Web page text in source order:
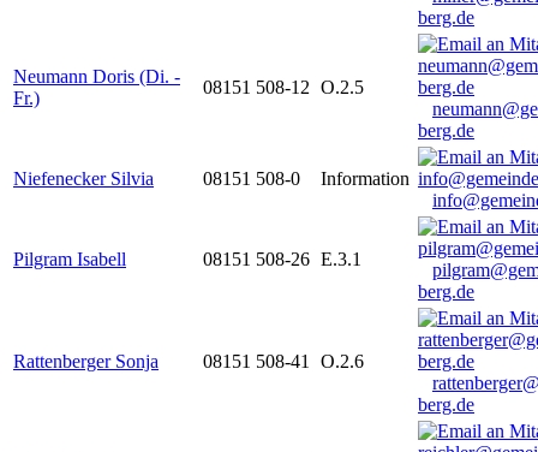
berg.de
Neumann Doris (Di. -
Fr.)
08151 508-12 O.2.5
berg.de
Niefenecker Silvia 08151 508-0
Information
Pilgram Isabell 08151 508-26 E.3.1
berg.de
Rattenberger Sonja 08151 508-41
O.2.6
berg.de